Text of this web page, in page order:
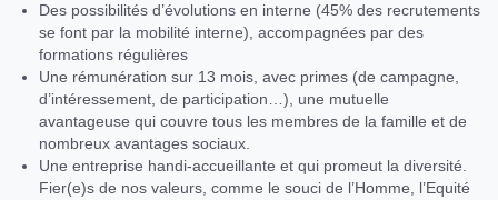
Des possibilités d’évolutions en interne (45% des recrutements
se font par la mobilité interne), accompagnées par des
formations régulières
Une rémunération sur 13 mois, avec primes (de campagne,
d’intéressement, de participation…), une mutuelle
avantageuse qui couvre tous les membres de la famille et de
nombreux avantages sociaux.
Une entreprise handi-accueillante et qui promeut la diversité.
Fier(e)s de nos valeurs, comme le souci de l’Homme, l’Equité